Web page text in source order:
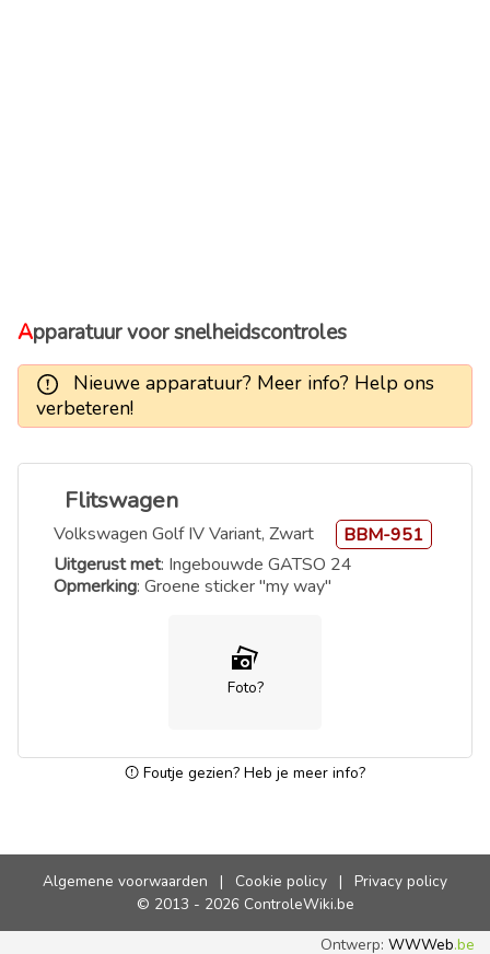
Apparatuur voor snelheidscontroles
Nieuwe apparatuur? Meer info? Help ons
verbeteren!
Flitswagen
Volkswagen Golf IV Variant, Zwart
BBM-951
Uitgerust met: Ingebouwde GATSO 24
Opmerking: Groene sticker "my way"
Foto?
Foutje gezien? Heb je meer info?
Algemene voorwaarden | Cookie policy |
Privacy policy
© 2013 - 2026 ControleWiki.be
Ontwerp:WWWeb.be